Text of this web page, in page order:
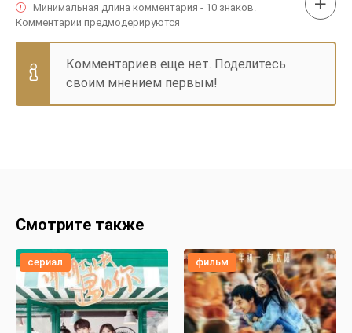
Минимальная длина комментария - 10 знаков.
Комментарии предмодерируются
Комментариев еще нет. Поделитесь
своим мнением первым!
Смотрите также
сериал фильм